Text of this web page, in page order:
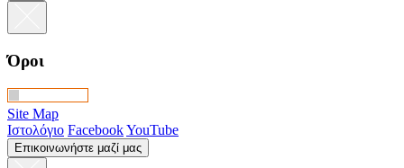
Όροι
Site Map
Ιστολόγιο FacebookYouTube
Επικοινωνήστε μαζί μας